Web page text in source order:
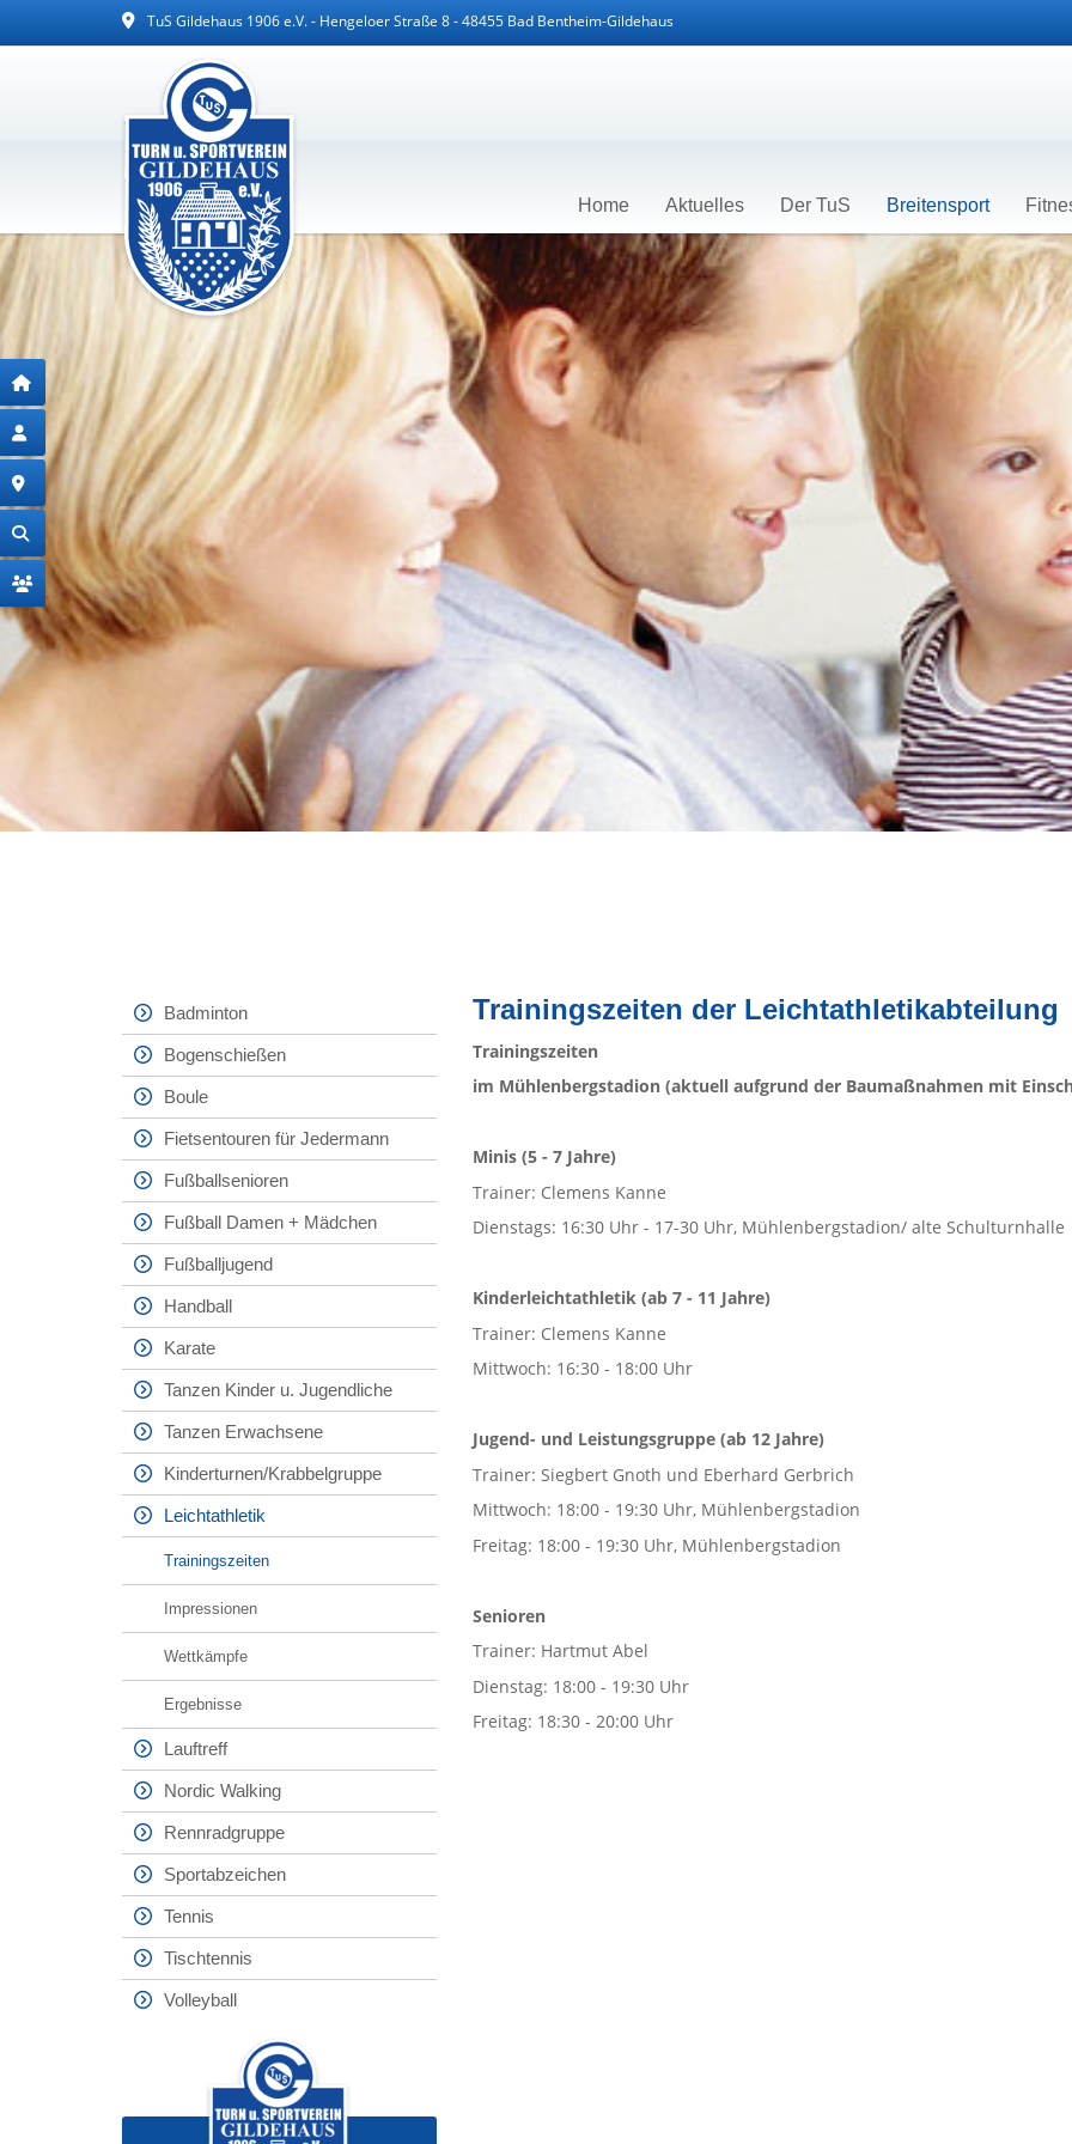
TuS Gildehaus 1906 e.V. - Hengeloer Straße 8 - 48455 Bad Bentheim-Gildehaus
Home Aktuelles Der TuS Breitensport
Badminton
Bogenschießen
Boule
Fietsentouren für Jedermann
Fußballsenioren
Fußball Damen + Mädchen
Fußballjugend
Handball
Karate
Tanzen Kinder u. Jugendliche
Tanzen Erwachsene
Kinderturnen/Krabbelgruppe
Leichtathletik
Trainingszeiten
Impressionen
Wettkämpfe
Ergebnisse
Lauftreff
Nordic Walking
Rennradgruppe
Sportabzeichen
Tennis
Tischtennis
Volleyball
Trainingszeiten der Leichtathletikabteilung
Trainingszeiten
im Mühlenbergstadion (aktuell aufgrund der Baumaßnahmen mit
Minis (5 - 7 Jahre)
Trainer: Clemens Kanne
Dienstags: 16:30 Uhr - 17-30 Uhr, Mühlenbergstadion/ alte Schulturnhalle
Kinderleichtathletik (ab 7 - 11 Jahre)
Trainer: Clemens Kanne
Mittwoch: 16:30 - 18:00 Uhr
Jugend- und Leistungsgruppe (ab 12 Jahre)
Trainer: Siegbert Gnoth und Eberhard Gerbrich
Mittwoch: 18:00 - 19:30 Uhr, Mühlenbergstadion
Freitag: 18:00 - 19:30 Uhr, Mühlenbergstadion
Senioren
Trainer: Hartmut Abel
Dienstag: 18:00 - 19:30 Uhr
Freitag: 18:30 - 20:00 Uhr